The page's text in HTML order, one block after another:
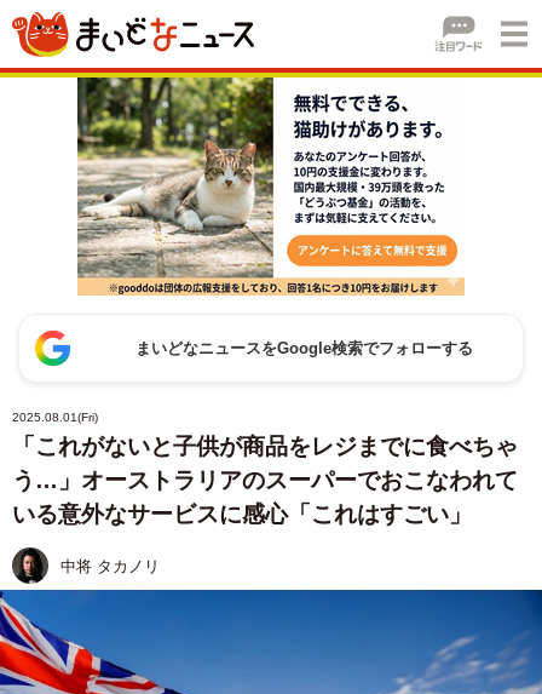
まいどなニュースをGoogle検索でフォローする
2025.08.01(Fri)
「これがないと子供が商品をレジまでに食べちゃ
う…」オーストラリアのスーパーでおこなわれて
いる意外なサービスに感心「これはすごい」
中将 タカノリ